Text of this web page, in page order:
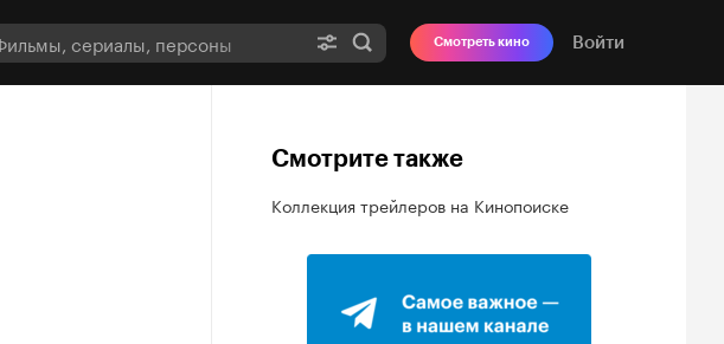
Смотреть кино Войти
Смотрите также
Коллекция трейлеров на Кинопоиске